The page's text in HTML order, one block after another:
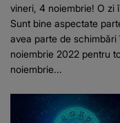
vineri, 4 noiembrie! O zi
Sunt bine aspectate
avea parte de
noiembrie 2022 pentru
noiembrie...